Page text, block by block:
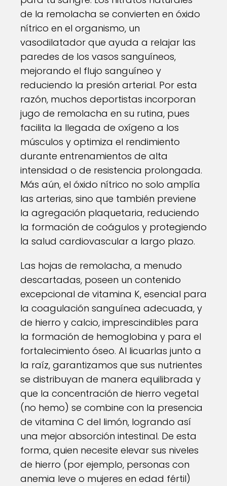
de la remolacha se convierten en óxido
nítrico en el organismo, un
vasodilatador que ayuda a relajar las
paredes de los vasos sanguíneos,
mejorando el flujo sanguíneo y
reduciendo la presión arterial. Por esta
razón, muchos deportistas incorporan
jugo de remolacha en su rutina, pues
facilita la llegada de oxígeno a los
músculos y optimiza el rendimiento
durante entrenamientos de alta
intensidad o de resistencia prolongada.
Más aún, el óxido nítrico no solo amplía
las arterias, sino que también previene
la agregación plaquetaria, reduciendo
la formación de coágulos y protegiendo
la salud cardiovascular a largo plazo.
Las hojas de remolacha, a menudo
descartadas, poseen un contenido
excepcional de vitamina K, esencial para
la coagulación sanguínea adecuada, y
de hierro y calcio, imprescindibles para
la formación de hemoglobina y para el
fortalecimiento óseo. Al licuarlas junto a
la raíz, garantizamos que sus nutrientes
se distribuyan de manera equilibrada y
que la concentración de hierro vegetal
(no hemo) se combine con la presencia
de vitamina C del limón, logrando así
una mejor absorción intestinal. De esta
forma, quien necesite elevar sus niveles
de hierro (por ejemplo, personas con
anemia leve o mujeres en edad fértil)